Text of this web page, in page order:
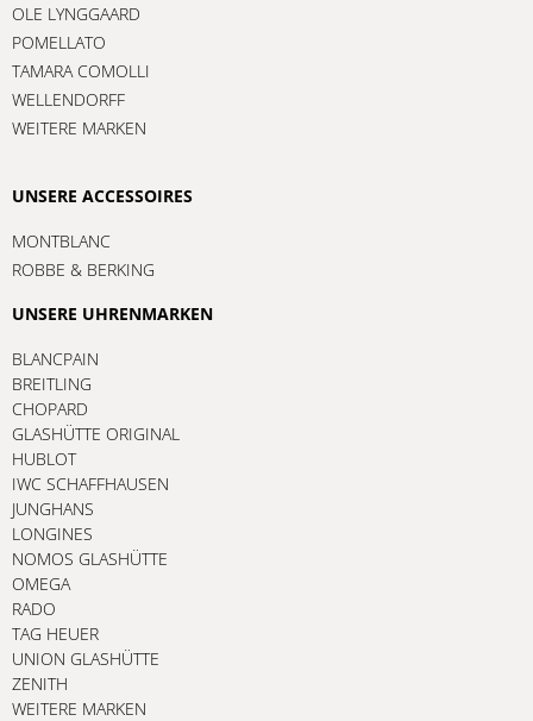
OLE LYNGGAARD
POMELLATO
TAMARA COMOLLI
WELLENDORFF
WEITERE MARKEN
UNSERE ACCESSOIRES
MONTBLANC
ROBBE & BERKING
UNSERE UHRENMARKEN
BLANCPAIN
BREITLING
CHOPARD
GLASHÜTTE ORIGINAL
HUBLOT
IWC SCHAFFHAUSEN
JUNGHANS
LONGINES
NOMOS GLASHÜTTE
OMEGA
RADO
TAG HEUER
UNION GLASHÜTTE
ZENITH
WEITERE MARKEN